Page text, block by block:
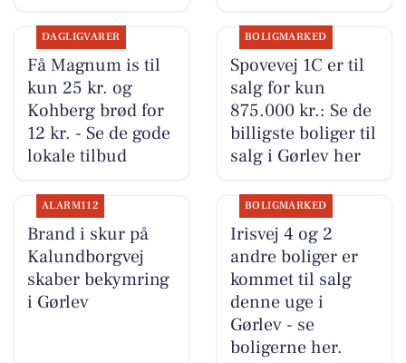
DAGLIGVARER
Få Magnum is til
kun 25 kr. og
Kohberg brød for
12 kr. - Se de gode
lokale tilbud
BOLIGMARKED
Spovevej 1C er til
salg for kun
875.000 kr.: Se de
billigste boliger til
salg i Gørlev her
ALARM112
Brand i skur på
Kalundborgvej
skaber bekymring
i Gørlev
BOLIGMARKED
Irisvej 4 og 2
andre boliger er
kommet til salg
denne uge i
Gørlev - se
boligerne her.